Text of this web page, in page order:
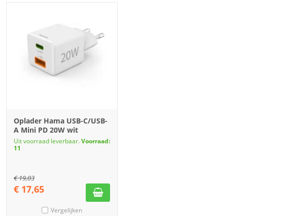
Oplader Hama USB-C/USB-
A Mini PD 20W wit
Uit voorraad leverbaar.Voorraad:
11
€19,03
€ 17,65
Vergelijken